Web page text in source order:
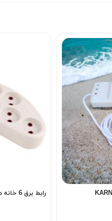
رابط برق 6 خانه درجه یک کلیددار